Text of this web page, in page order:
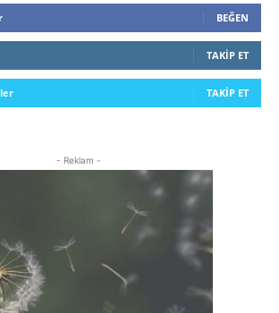
BEĞEN
TAKIP ET
TAKIP ET
- Reklam -